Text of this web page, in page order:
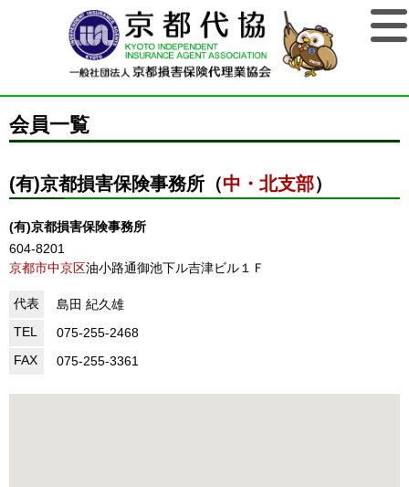
会員一覧
(有)京都損害保険事務所（中・北支部）
(有)京都損害保険事務所
604-8201
京都市中京区油小路通御池下ル吉津ビル１Ｆ
代表
島田 紀久雄
TEL
075-255-2468
FAX
075-255-3361